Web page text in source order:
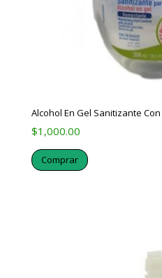
Alcohol En Gel Sanitizante
$1,000.00
Comprar